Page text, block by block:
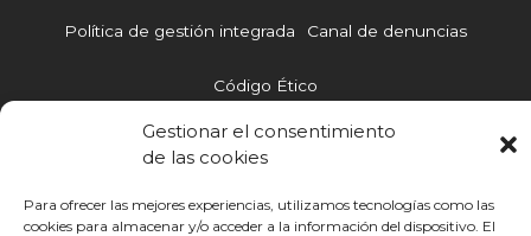
Gestionar el consentimiento
de las cookies
Para ofrecer las mejores experiencias, utilizamos tecnologías como las
cookies para almacenar y/o acceder a la información del dispositivo. El
p
o
r
i
i
e
Política de gestión integrada Canal de denuncias
Código Ético
Otras webs de Infoca
cursohomologadolegionella.com